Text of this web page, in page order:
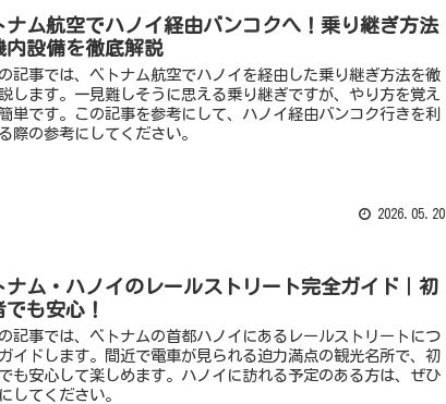
ナム航空でハノイ経由バンコクへ！乗り継ぎ方法
内設備を徹底解説
記事では、ベトナム航空でハノイを経由した乗り継ぎ方法を徹
します。一見難しそうに思える乗り継ぎですが、やり方を覚え
単です。この記事を参考にして、ハノイ経由バンコク行きを利
際の参考にしてください。
2026.05.20
ナム・ハノイのレールストリート完全ガイド｜初
でも安心！
記事では、ベトナムの首都ハノイにあるレールストリートにつ
イドします。間近で電車が見られる迫力満点の観光名所で、初
も安心して楽しめます。ハノイに訪れる予定のある方は、ぜひ
してください。